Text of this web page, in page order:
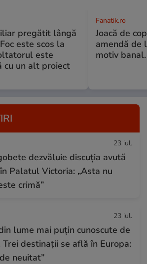
pregătit lângă
este scos la
este
cu un alt proiect
Fanatik.ro
Joacă de
amendă de
motiv
23 iul.
dezvăluie discuția avută
Palatul Victoria: „Asta nu
crimă”
23 iul.
lume mai puțin cunoscute de
destinații se află în Europa:
neuitat”